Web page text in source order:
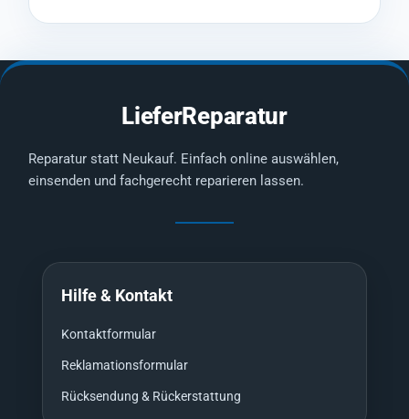
LieferReparatur
Reparatur statt Neukauf. Einfach online auswählen,
einsenden und fachgerecht reparieren lassen.
Hilfe & Kontakt
Kontaktformular
Reklamationsformular
Rücksendung & Rückerstattung